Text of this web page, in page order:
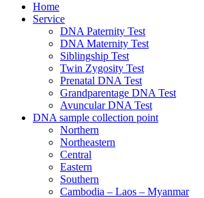
Home
Service
DNA Paternity Test
DNA Maternity Test
Siblingship Test
Twin Zygosity Test
Prenatal DNA Test
Grandparentage DNA Test
Avuncular DNA Test
DNA sample collection point
Northern
Northeastern
Central
Eastern
Southern
Cambodia – Laos – Myanmar